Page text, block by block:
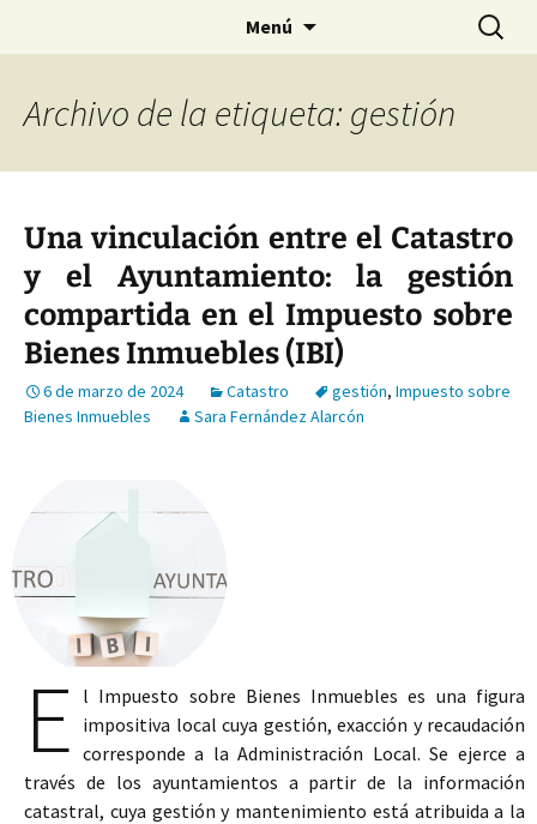
Menú Buscar:
Archivo de la etiqueta: gestión
Una vinculación entre el Catastro
y el Ayuntamiento: la gestión
compartida en el Impuesto sobre
Bienes Inmuebles (IBI)
6 de marzo de 2024 Catastro gestión, Impuesto sobre
Bienes Inmuebles
Sara Fernández Alarcón
E l Impuesto sobre Bienes Inmuebles es una figura
impositiva local cuya gestión, exacción y recaudación
corresponde a la Administración Local. Se ejerce a
través de los ayuntamientos a partir de la información
catastral, cuya gestión y mantenimiento está atribuida a la